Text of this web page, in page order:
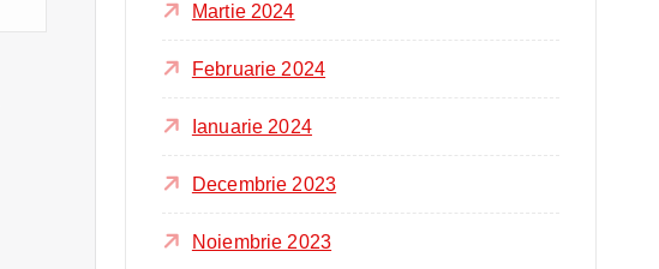
Martie 2024
Februarie 2024
Ianuarie 2024
Decembrie 2023
Noiembrie 2023